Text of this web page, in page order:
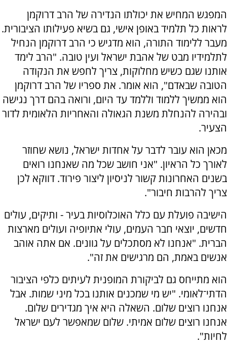
המפגש המחיש את יכולתו הנדירה של הרב דרוקמן
לראות כל תלמיד באופן אישי, גם בשיא פעילותו הציבורית.
מעבר ללימוד התורה, הוא מדגיש כי הרב דרוקמן הנחיל
לתלמידיו מבט של אהבת ישראל ועין טובה. "הרב לימד
אותנו שגם כשיש מחלוקות, צריך לחפש את הנקודה
הטובה שבאדם", הוא אומר. את ספריו של הרב דרוקמן
הוא ממשיך ללמוד וללמד עד היום, ורואה בהם דרך נגישה
ובהירה להנחלת משנת הגאולה והאחריות הלאומית לדור
הצעיר.
מכאן הוא עובר לדבר על אחדות ישראל, נושא שחוזר
לאורך כל הראיון. "אני חושב שכל מה שאנחנו רואים
בשנים האחרונות קשור לניסיון ליצור פירוד. דווקא לכן
צריך להרבות חיבור".
הישיבה פועלת עם כלל האוכלוסיות בעיר - ותיקים, עולים
חדשים, יוצאי חבר העמים, עולי אתיופיה ועולים מארצות
הברית. "אנחנו לא מסתכלים על גוונים. אם אתה אוהב
אנשים באמת, הם מרגישים את זה".
הוא מתייחס גם לביקורת המופנית לעיתים כלפי הציבור
הדתי־לאומי. "יש מי שמכנים אותנו בכל מיני שמות. אבל
אנחנו רוצים שלום. השאלה היא איך מגדירים שלום.
אנחנו רוצים שלום אמיתי. שלום שמאפשר לעם ישראל
לחיות".